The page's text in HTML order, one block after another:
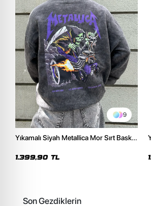
9
Yıkamalı Siyah Metallica Mor Sırt Baskılı
1.399,90 TL
Son Gezdiklerin